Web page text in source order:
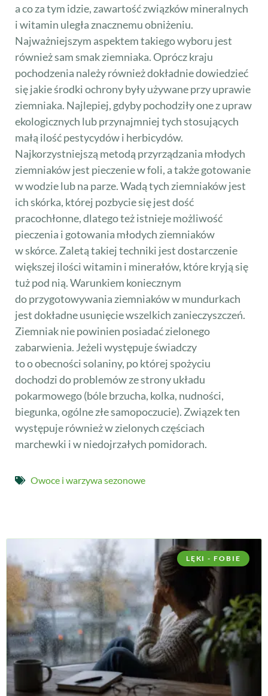
a co za tym idzie, zawartość związków mineralnych
i witamin uległa znacznemu obniżeniu.
Najważniejszym aspektem takiego wyboru jest
również sam smak ziemniaka. Oprócz kraju
pochodzenia należy również dokładnie dowiedzieć
się jakie środki ochrony były używane przy uprawie
ziemniaka. Najlepiej, gdyby pochodziły one z upraw
ekologicznych lub przynajmniej tych stosujących
małą ilość pestycydów i herbicydów.
Najkorzystniejszą metodą przyrządzania młodych
ziemniaków jest pieczenie w foli, a także gotowanie
w wodzie lub na parze. Wadą tych ziemniaków jest
ich skórka, której pozbycie się jest dość
pracochłonne, dlatego też istnieje możliwość
pieczenia i gotowania młodych ziemniaków
w skórce. Zaletą takiej techniki jest dostarczenie
większej ilości witamin i minerałów, które kryją się
tuż pod nią. Warunkiem koniecznym
do przygotowywania ziemniaków w mundurkach
jest dokładne usunięcie wszelkich zanieczyszczeń.
Ziemniak nie powinien posiadać zielonego
zabarwienia. Jeżeli występuje świadczy
to o obecności solaniny, po której spożyciu
dochodzi do problemów ze strony układu
pokarmowego (bóle brzucha, kolka, nudności,
biegunka, ogólne złe samopoczucie). Związek ten
występuje również w zielonych częściach
marchewki i w niedojrzałych pomidorach.
Owoce i warzywa sezonowe
LĘKI - FOBIE